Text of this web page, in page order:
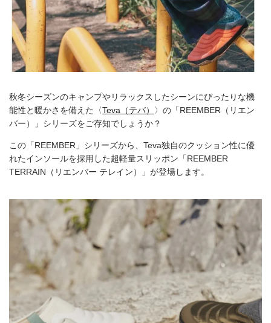
秋冬シーズンのキャンプやリラックスしたシーンにぴったりな機
能性と暖かさを備えた〈Teva（テバ）
〉の「REEMBER（リエン
バー）」シリーズをご存知でしょうか？
この「REEMBER」シリーズから、Teva独自のクッション性に優
れたインソールを採用した超軽量スリッポン「REEMBER
TERRAIN（リエンバー テレイン）」が登場します。